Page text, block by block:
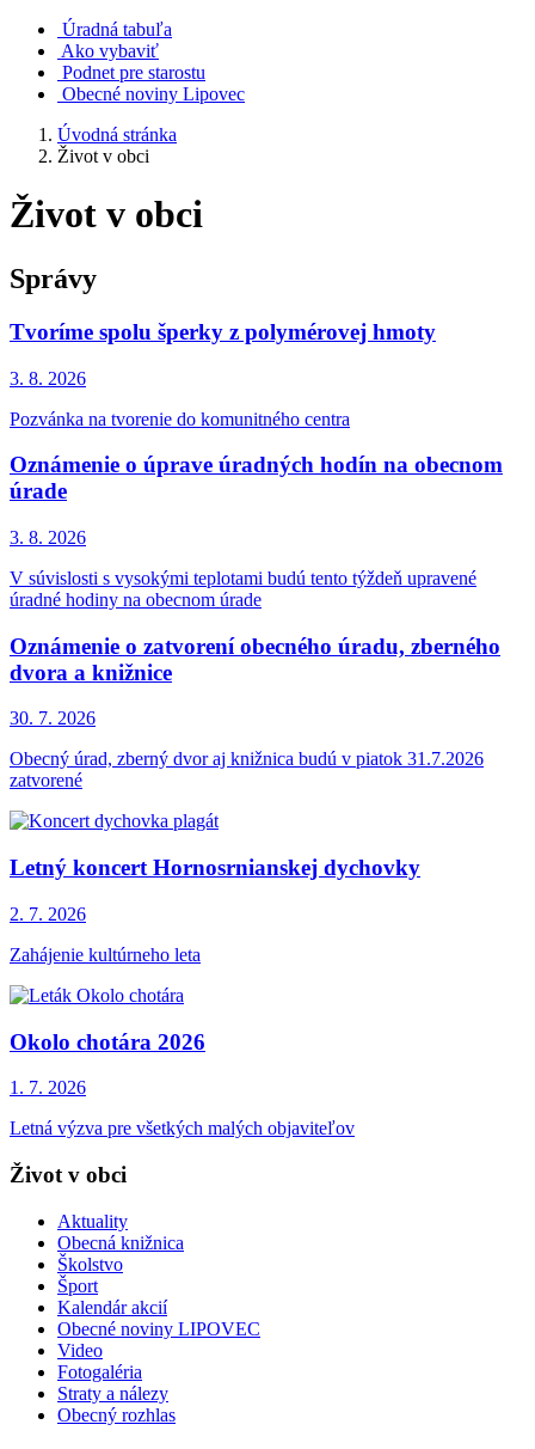
Úradná tabuľa
Ako vybaviť
Podnet pre starostu
Obecné noviny Lipovec
Úvodná stránka
Život v obci
Život v obci
Správy
Tvoríme spolu šperky z polymérovej hmoty
3. 8. 2026
Pozvánka na tvorenie do komunitného centra
Oznámenie o úprave úradných hodín na obecnom
úrade
3. 8. 2026
V súvislosti s vysokými teplotami budú tento týždeň upravené
úradné hodiny na obecnom úrade
Oznámenie o zatvorení obecného úradu, zberného
dvora a knižnice
30. 7. 2026
Obecný úrad, zberný dvor aj knižnica budú v piatok 31.7.2026
zatvorené
Letný koncert Hornosrnianskej dychovky
2. 7. 2026
Zahájenie kultúrneho leta
Okolo chotára 2026
1. 7. 2026
Letná výzva pre všetkých malých objaviteľov
Život v obci
Aktuality
Obecná knižnica
Školstvo
Šport
Kalendár akcií
Obecné noviny LIPOVEC
Video
Fotogaléria
Straty a nálezy
Obecný rozhlas